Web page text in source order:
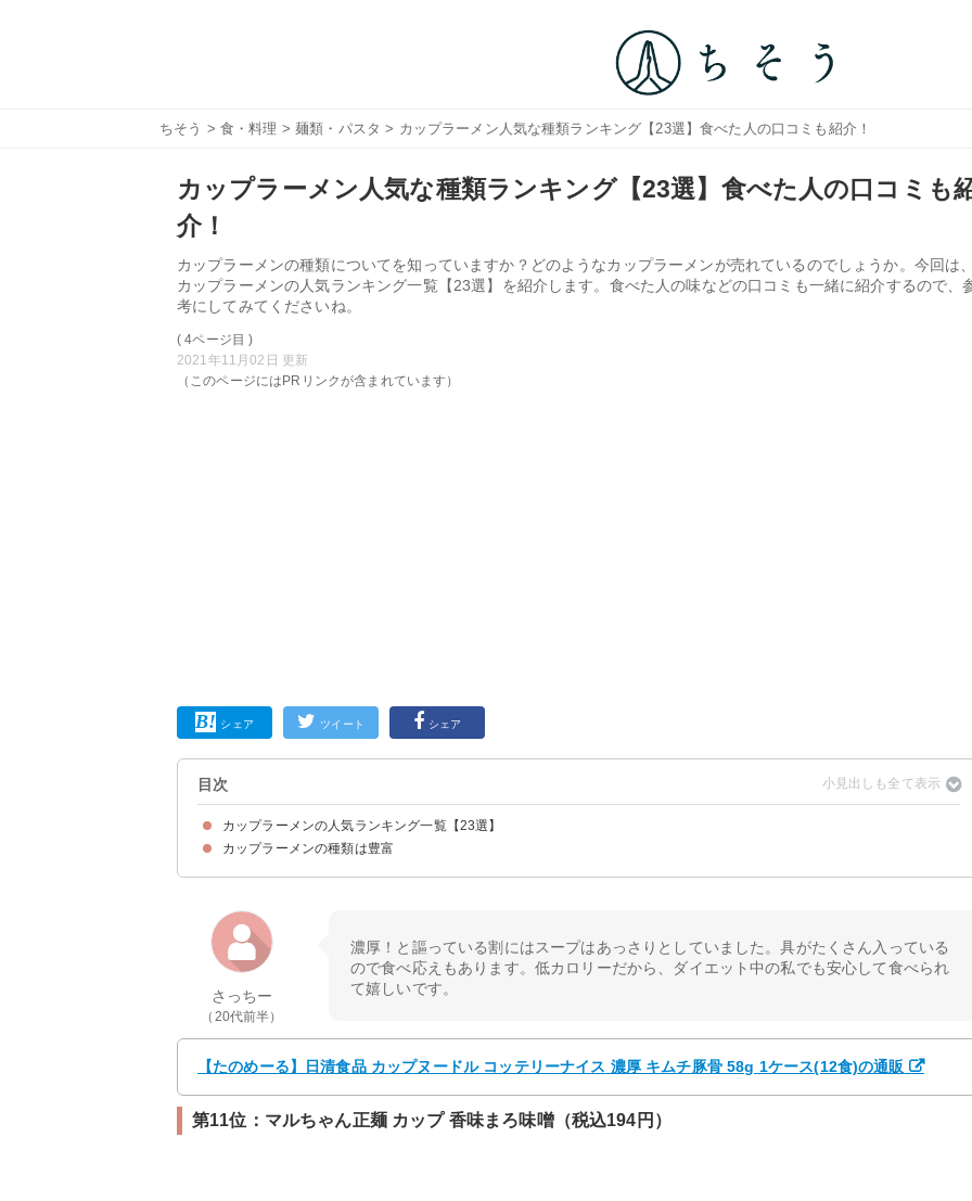
ちそう > 食・料理 >麺類・パスタ > カップラーメン人気な種類ランキング【23選】食べた人の口コミも紹介！
カップラーメン人気な種類ランキング【23選】食べた人の口コミも
介！
カップラーメンの種類についてを知っていますか？どのようなカップラーメンが売れているのでしょうか。今回は、
カップラーメンの人気ランキング一覧【23選】を紹介します。食べた人の味などの口コミも一緒に紹介するので、
考にしてみてくださいね。
( 4ページ目 )
2021年11月02日 更新
（このページにはPRリンクが含まれています）
シェア ツイート シェア
目次
カップラーメンの人気ランキング一覧【23選】
第23位：辛ラーメン カップ（税込206円）
第22位：カップヌードル しお（税込194円）
第21位：麺処井の庄監修 辛辛魚らーめん（税込244円）
第20位：スーパーカップ１．５倍 濃コクとんこつラーメン（税込280円）
第19位：カップヌードル カレー（税込160円）
第18位：出前一丁 どんぶり しょうゆ味（税込148円）
第17位：横浜家系豚骨醤油ラーメン（税込134円）
第16位：旅麺 京都 背脂醤油ラーメン （税込119円）
第15位：セブンプレミアム 蒙古タンメン中本 辛旨味噌（税込204円）
第14位：ごつ盛り 豚骨醤油ラーメン（税込113円）
第13位：ごつ盛り コク豚骨ラーメン（税込108円）
第12位：カップヌードル コッテリーナイス 濃厚！キムチ豚骨（税込184円）
第11位：マルちゃん正麺 カップ 香味まろ味噌（税込194円）
第10位：カップヌードル 欧風チーズカレー（税込184円）
第9位：凄麺 ねぎみその逸品
第8位：カップヌードル トムヤムクンヌードル（税込161円）
第7位：カップヌードル チリトマトヌードル（税込160円）
第6位：金ちゃん ヌードル（税込135円）
第5位：麺づくり 醤油とんこつ（税込137円）
第4位：カップヌードル カレー ビッグ（税込173円）
第3位：カップヌードル（税込161円）
第2位：カップヌードル シーフードヌードル（税込156円）
第1位：カップヌードル ビッグ（税込173円）
カップラーメンの種類は豊富
さっちー
（20代前半）
濃厚！と謳っている割にはスープはあっさりとしていました。具がたくさん入っている
ので食べ応えもあります。低カロリーだから、ダイエット中の私でも安心して食べられ
て嬉しいです。
【たのめーる】日清食品 カップヌードル コッテリーナイス 濃厚 キムチ豚骨 58g 1ケース(12食)の通販
第11位：マルちゃん正麺 カップ 香味まろ味噌（税込194円）